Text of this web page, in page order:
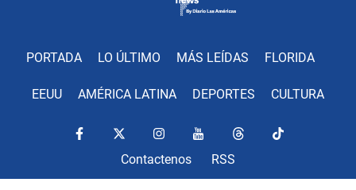
PORTADA LO ÚLTIMO MÁS LEÍDAS FLORIDA
EEUU AMÉRICA LATINA DEPORTES CULTURA
Contactenos RSS